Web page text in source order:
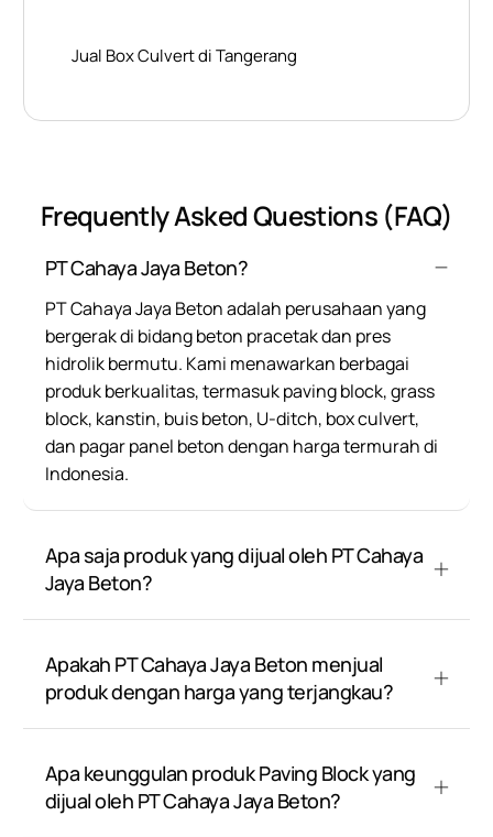
Jual Box Culvert di Tangerang
Frequently Asked Questions (FAQ)
PT Cahaya Jaya Beton?
PT Cahaya Jaya Beton adalah perusahaan yang
bergerak di bidang beton pracetak dan pres
hidrolik bermutu. Kami menawarkan berbagai
produk berkualitas, termasuk paving block, grass
block, kanstin, buis beton, U-ditch, box culvert,
dan pagar panel beton dengan harga termurah di
Indonesia.
Apa saja produk yang dijual oleh PT Cahaya
Jaya Beton?
Apakah PT Cahaya Jaya Beton menjual
produk dengan harga yang terjangkau?
Apa keunggulan produk Paving Block yang
dijual oleh PT Cahaya Jaya Beton?